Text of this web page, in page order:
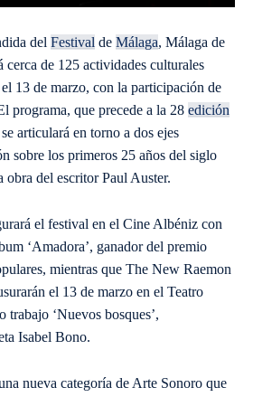
del Festival de Málaga, Málaga de
de 125 actividades culturales
13 de marzo, con la participación de
programa, que precede a la 28 edición
articulará en torno a dos ejes
sobre los primeros 25 años del siglo
del escritor Paul Auster.
el festival en el Cine Albéniz con
‘Amadora’, ganador del premio
mientras que The New Raemon
el 13 de marzo en el Teatro
trabajo ‘Nuevos bosques’,
Isabel Bono.
nueva categoría de Arte Sonoro que